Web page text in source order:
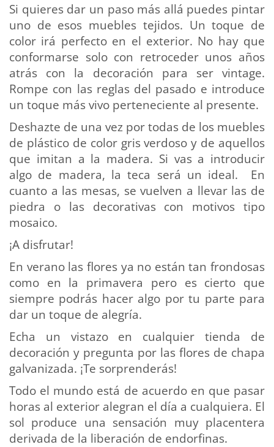
Si quieres dar un paso más allá puedes pintar
uno de esos muebles tejidos. Un toque de
color irá perfecto en el exterior. No hay que
conformarse solo con retroceder unos años
atrás con la decoración para ser vintage.
Rompe con las reglas del pasado e introduce
un toque más vivo perteneciente al presente.
Deshazte de una vez por todas de los muebles
de plástico de color gris verdoso y de aquellos
que imitan a la madera. Si vas a introducir
algo de madera, la teca será un ideal. En
cuanto a las mesas, se vuelven a llevar las de
piedra o las decorativas con motivos tipo
mosaico.
¡A disfrutar!
En verano las flores ya no están tan frondosas
como en la primavera pero es cierto que
siempre podrás hacer algo por tu parte para
dar un toque de alegría.
Echa un vistazo en cualquier tienda de
decoración y pregunta por las flores de chapa
galvanizada. ¡Te sorprenderás!
Todo el mundo está de acuerdo en que pasar
horas al exterior alegran el día a cualquiera. El
sol produce una sensación muy placentera
derivada de la liberación de endorfinas.